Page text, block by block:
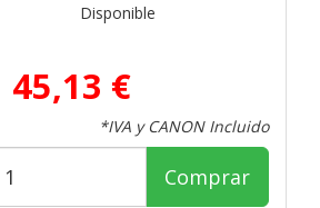
Disponible
45,13 €
*IVA y CANON Incluido
Comprar